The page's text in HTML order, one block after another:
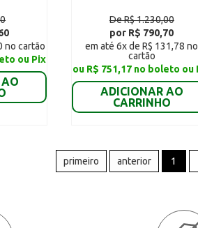
no cartão
ou Pix
De R$ 1.230,00
por R$ 790,70
em até 6x de R$ 131,78 no
cartão
ou R$ 751,17 no boleto ou
ADICIONAR AO
CARRINHO
primeiro anterior 1